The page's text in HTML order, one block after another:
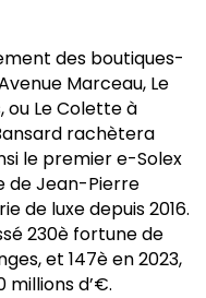
des boutiques-
Marceau, Le
ou Le Colette à
rachètera
le premier e-Solex
de Jean-Pierre
de luxe depuis 2016.
230è fortune de
et 147è en 2023,
d’€.